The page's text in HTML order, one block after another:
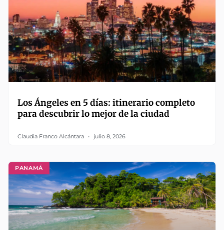
Los Ángeles en 5 días: itinerario completo
para descubrir lo mejor de la ciudad
Claudia Franco Alcántara julio 8, 2026
PANAMÁ